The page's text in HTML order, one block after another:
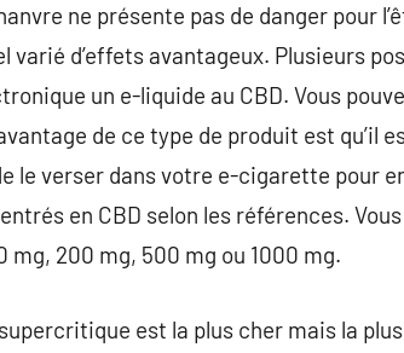
ne présente pas de danger pour
varié d’effets avantageux. Plusieurs
un e-liquide au CBD. Vous
de ce type de produit est qu’il
le verser dans votre e-cigarette pour
en CBD selon les références.
mg, 200 mg, 500 mg ou 1000 mg.
est la plus cher mais la